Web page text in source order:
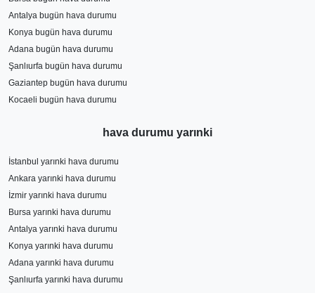
Antalya bugün hava durumu
Konya bugün hava durumu
Adana bugün hava durumu
Şanlıurfa bugün hava durumu
Gaziantep bugün hava durumu
Kocaeli bugün hava durumu
hava durumu yarınki
İstanbul yarınki hava durumu
Ankara yarınki hava durumu
İzmir yarınki hava durumu
Bursa yarınki hava durumu
Antalya yarınki hava durumu
Konya yarınki hava durumu
Adana yarınki hava durumu
Şanlıurfa yarınki hava durumu